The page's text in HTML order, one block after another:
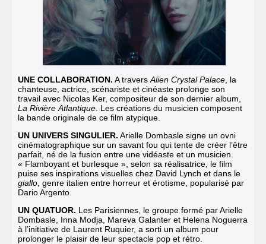
UNE COLLABORATION. A travers Alien Crystal Palace , la
chanteuse, actrice, scénariste et cinéaste prolonge son
travail avec Nicolas Ker, compositeur de son dernier album,
La Rivière Atlantique . Les créations du musicien composent
la bande originale de ce film atypique.
UN UNIVERS SINGULIER. Arielle Dombasle signe un ovni
cinématographique sur un savant fou qui tente de créer l’être
parfait, né de la fusion entre une vidéaste et un musicien.
« Flamboyant et burlesque », selon sa réalisatrice, le film
puise ses inspirations visuelles chez David Lynch et dans le
giallo , genre italien entre horreur et érotisme, popularisé par
Dario Argento.
UN QUATUOR. Les Parisiennes, le groupe formé par Arielle
Dombasle, Inna Modja, Mareva Galanter et Helena Noguerra
à l’initiative de Laurent Ruquier, a sorti un album pour
prolonger le plaisir de leur spectacle pop et rétro.